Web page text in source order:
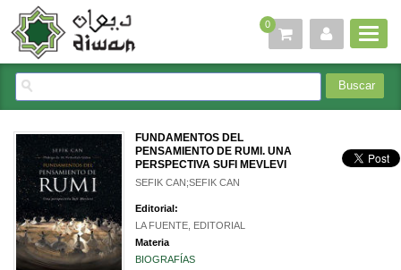
0
FUNDAMENTOS DEL
PENSAMIENTO DE RUMI. UNA
PERSPECTIVA SUFI MEVLEVI
SEFIK CAN;SEFIK CAN
Editorial:
LA FUENTE, EDITORIAL
Materia
BIOGRAFÍAS